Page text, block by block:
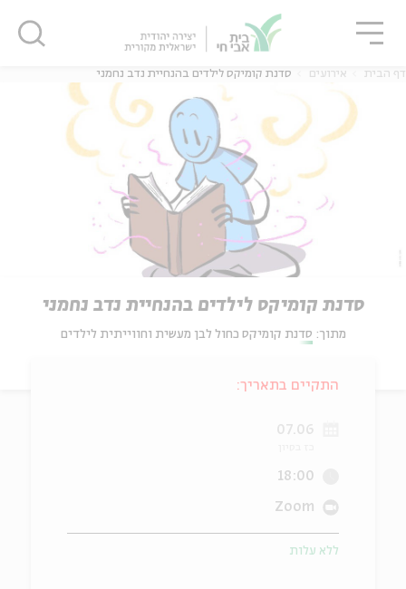
דף הבית אירועים סדנת קומיקס לילדים בהנחיית נדב נחמני
סדנת קומיקס לילדים בהנחיית נדב נחמני
מתוך: סדנת קומיקס כחול לבן מעשית וחווייתית לילדים
התקיים בתאריך:
07.06
18:00
Zoom
ללא עלות
סגור